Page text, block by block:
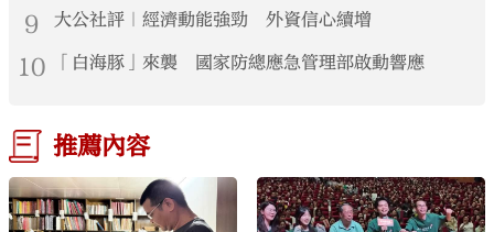
9 大公社評｜經濟動能強勁 外資信心續增
10 「白海豚」來襲 國家防總應急管理部啟動響應
推薦內容